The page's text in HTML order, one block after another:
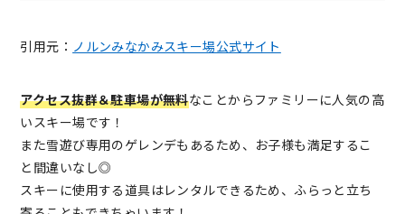
引用元： ノルンみなかみスキー場公式サイト
アクセス抜群＆駐車場が無料なことからファミリーに人気の高
いスキー場です！
また雪遊び専用のゲレンデもあるため、お子様も満足するこ
と間違いなし◎
スキーに使用する道具はレンタルできるため、ふらっと立ち